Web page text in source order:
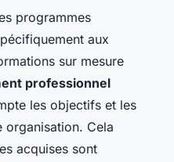
programmes
aux
sur mesure
professionnel
les objectifs et les
organisation. Cela
acquises sont